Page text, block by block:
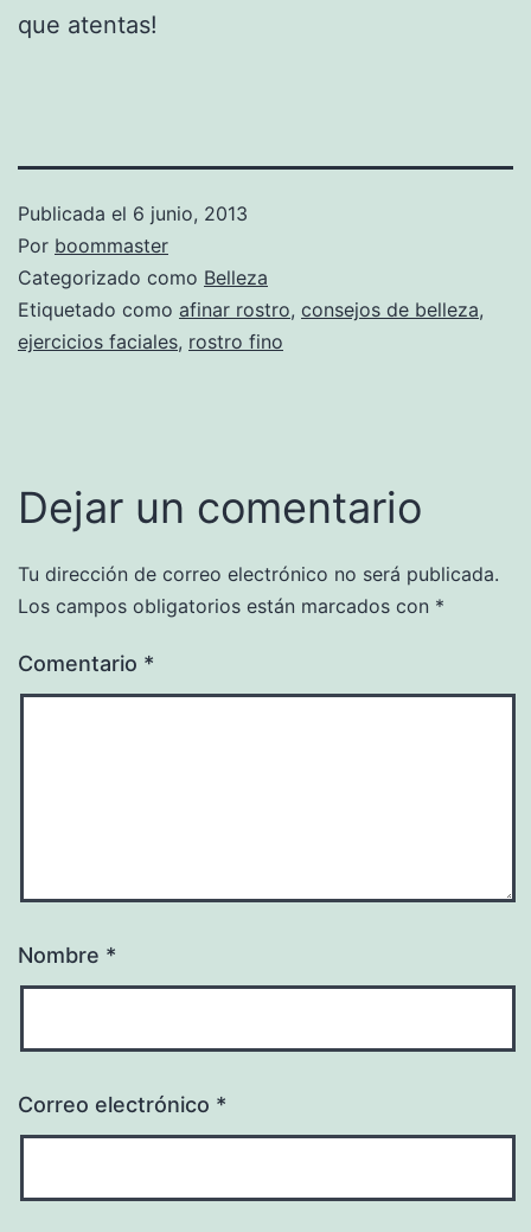
que atentas!
Publicada el 6 junio, 2013
Por boommaster
Categorizado como Belleza
Etiquetado como afinar rostro, consejos de belleza,
ejercicios faciales, rostro fino
Dejar un comentario
Tu dirección de correo electrónico no será publicada.
Los campos obligatorios están marcados con *
Comentario *
Nombre *
Correo electrónico *